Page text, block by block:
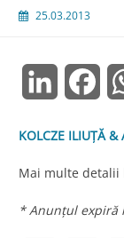
25.03.2013
LinkedIn
KOLCZE ILIUȚĂ &
Mai multe detalii
* Anunțul expiră